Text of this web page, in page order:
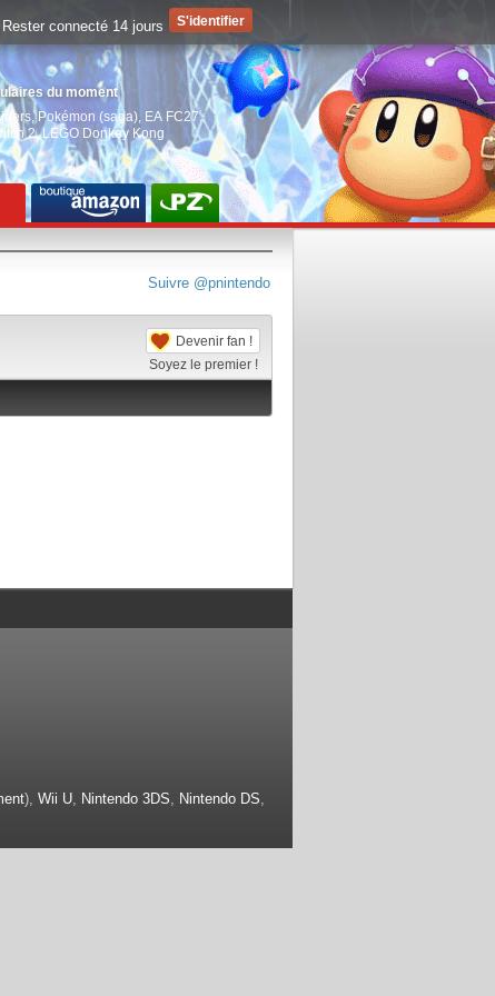
du moment
, Pokémon (saga) EA FC27,
2,LEGO Donkey Kong
Suivre @pnintendo
Devenir fan !
Soyez le premier !
), Wii U, Nintendo 3DS, Nintendo DS,
Rester connecté 14 jours